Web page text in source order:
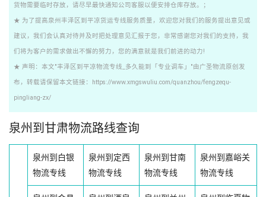
货物需要临时存放，请尽早最快通知公司客服以便安排仓库存放。；
★ 为了提高泉州丰泽区到平凉货运专线服务质量，欢迎您对我们的服务提出意见或
建议，我们会认真对待并及时把处理意见汇报于您，非常感谢您对我们的支持，我
们将为客户的需求做出不懈的努力，您的满意就是我们前进的动力!
★ 声明：本文"丰泽区到平凉物流专线_多久能到「专业调车」"由广圣物流原创发
布，转载请保留本文链接：https://www.xmgswuliu.com/quanzhou/fengzequ-
pingliang-zx/
泉州到甘肃物流路线查询
泉州到白银
物流专线
泉州到定西
物流专线
泉州到甘南
物流专线
泉州到嘉峪关
物流专线